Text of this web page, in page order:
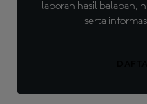
laporan hasil balapan,
serta